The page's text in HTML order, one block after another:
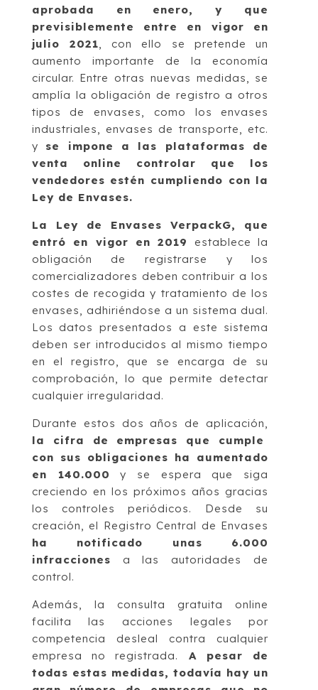
aprobada en enero, y que
previsiblemente entre en vigor en
julio 2021 , con ello se pretende un
aumento importante de la economía
circular. Entre otras nuevas medidas, se
amplía la obligación de registro a otros
tipos de envases, como los envases
industriales, envases de transporte, etc.
y se impone a las plataformas de
venta online controlar que los
vendedores estén cumpliendo con la
Ley de Envases.
La Ley de Envases VerpackG, que
entró en vigor en 2019
establece la
obligación de registrarse y los
comercializadores deben contribuir a los
costes de recogida y tratamiento de los
envases, adhiriéndose a un sistema dual.
Los datos presentados a este sistema
deben ser introducidos al mismo tiempo
en el registro, que se encarga de su
comprobación, lo que permite detectar
cualquier irregularidad.
Durante estos dos años de aplicación,
la cifra de empresas que cumple
con sus obligaciones ha aumentado
en 140.000 y se espera que siga
creciendo en los próximos años gracias
los controles periódicos. Desde su
creación, el Registro Central de Envases
ha notificado unas 6.000
infracciones a las autoridades de
control.
Además, la consulta gratuita online
facilita las acciones legales por
competencia desleal contra cualquier
empresa no registrada.
A pesar de
todas estas medidas, todavía hay un